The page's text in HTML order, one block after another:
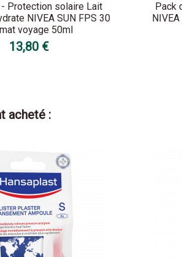
Protection solaire Lait
NIVEA SUN FPS 30
voyage 50ml
13,80 €
Pack
acheté :